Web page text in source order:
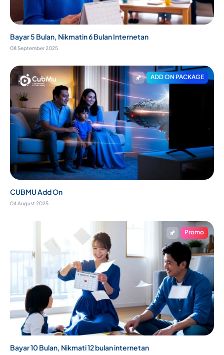
Bayar 5 Bulan, Nikmatin 6 Bulan Internetan
08 September 2025
ADD ON PACKAGE
CUBMU Add On
04 August 2025
Promo
Bayar 10 Bulan, Nikmati 12 bulan internetan